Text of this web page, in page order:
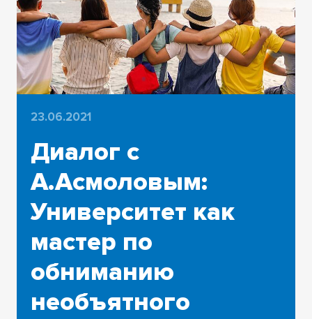
23.06.2021
Диалог с
А.Асмоловым:
Университет как
мастер по
обниманию
необъятного